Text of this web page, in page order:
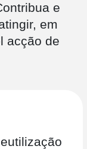
e
em
acção de